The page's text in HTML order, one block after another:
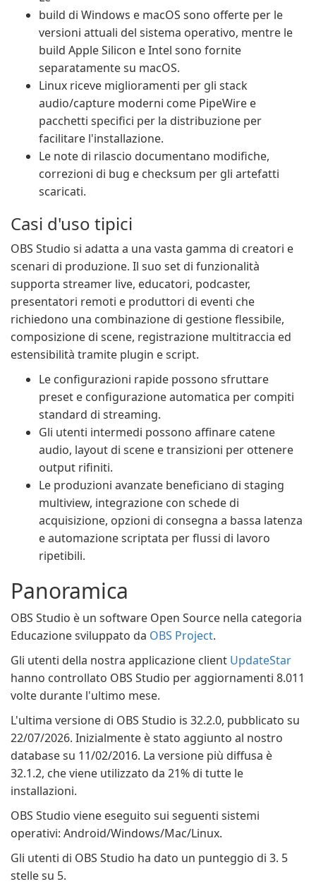
build di Windows e macOS sono offerte per le
versioni attuali del sistema operativo, mentre le
build Apple Silicon e Intel sono fornite
separatamente su macOS.
Linux riceve miglioramenti per gli stack
audio/capture moderni come PipeWire e
pacchetti specifici per la distribuzione per
facilitare l'installazione.
Le note di rilascio documentano modifiche,
correzioni di bug e checksum per gli artefatti
scaricati.
Casi d'uso tipici
OBS Studio si adatta a una vasta gamma di creatori e
scenari di produzione. Il suo set di funzionalità
supporta streamer live, educatori, podcaster,
presentatori remoti e produttori di eventi che
richiedono una combinazione di gestione flessibile,
composizione di scene, registrazione multitraccia ed
estensibilità tramite plugin e script.
Le configurazioni rapide possono sfruttare
preset e configurazione automatica per compiti
standard di streaming.
Gli utenti intermedi possono affinare catene
audio, layout di scene e transizioni per ottenere
output rifiniti.
Le produzioni avanzate beneficiano di staging
multiview, integrazione con schede di
acquisizione, opzioni di consegna a bassa latenza
e automazione scriptata per flussi di lavoro
ripetibili.
Panoramica
OBS Studio è un software Open Source nella categoria
Educazione sviluppato da OBS Project.
Gli utenti della nostra applicazione client UpdateStar
hanno controllato OBS Studio per aggiornamenti 8.011
volte durante l'ultimo mese.
L'ultima versione di OBS Studio is 32.2.0, pubblicato su
22/07/2026. Inizialmente è stato aggiunto al nostro
database su 11/02/2016. La versione più diffusa è
32.1.2, che viene utilizzato da 21% di tutte le
installazioni.
OBS Studio viene eseguito sui seguenti sistemi
operativi: Android/Windows/Mac/Linux.
Gli utenti di OBS Studio ha dato un punteggio di 3. 5
stelle su 5.